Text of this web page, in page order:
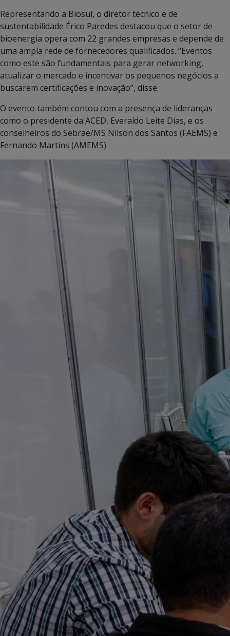
Representando a Biosul, o diretor técnico e de
sustentabilidade Érico Paredes destacou que o setor de
bioenergia opera com 22 grandes empresas e depende de
uma ampla rede de fornecedores qualificados. “Eventos
como este são fundamentais para gerar networking,
atualizar o mercado e incentivar os pequenos negócios a
buscarem certificações e inovação”, disse.
O evento também contou com a presença de lideranças
como o presidente da ACED, Everaldo Leite Dias, e os
conselheiros do Sebrae/MS Nilson dos Santos (FAEMS) e
Fernando Martins (AMEMS).